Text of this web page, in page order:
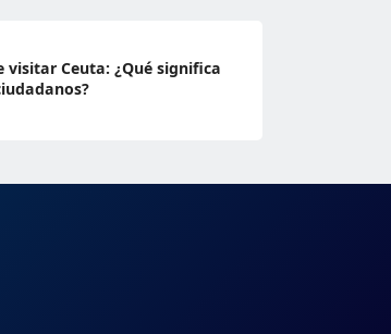
visitar Ceuta: ¿Qué significa